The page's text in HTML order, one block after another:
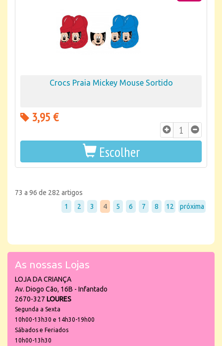
Crocs Praia Mickey Mouse Sortido
3,95 €
Escolher
73 a 96 de 282 artigos
1
2 3 4 5 6 7 8 12 próxima
As nossas Lojas
LOJA DA CRIANÇA
Av. Diogo Cão, 16B - Infantado
2670-327 LOURES
Segunda a Sexta
10h00-13h30 e 14h30-19h00
Sábados e Feriados
10h00-13h30